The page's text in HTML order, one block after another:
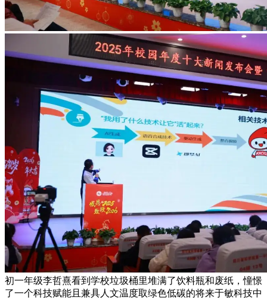
初一年级李哲熹看到学校垃圾桶里堆满了饮料瓶和废纸，憧憬
了一个科技赋能且兼具人文温度取绿色低碳的将来于敏科技中